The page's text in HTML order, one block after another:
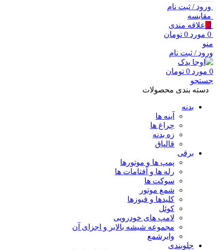
ورود / ثبت نام
مقايسه
0 علاقه مندی
0 مورد 0 تومان
منو
ورود / ثبت نام
0 مورد 0 تومان
جستجو
دسته بندی محصولات
بدنه
آینه ها
چراغ ها
زه بدنه
قالپاق
برقی
پمپ ها و موتورها
رله ها و آفتامات ها
سوکت ها
شمع موتور
کلیدها و فیوزها
کوئل
لامپ های خودرویی
مجموعه شیشه بالابر و اجزای آن
وایرشمع
جلوبندی